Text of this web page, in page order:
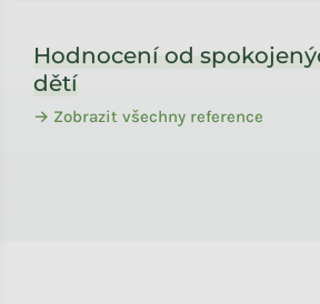
Hodnocení od
dětí
→ Zobrazit všechny reference